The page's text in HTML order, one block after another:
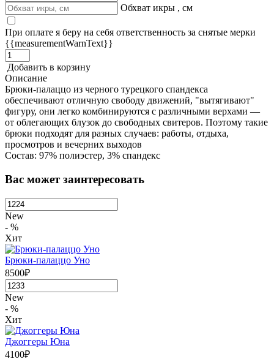
Обхват икры , см
При оплате я беру на себя ответственность за снятые мерки
{{measurementWarnText}}
Добавить в корзину
Описание
Брюки-палаццо из черного турецкого спандекса
обеспечивают отличную свободу движений, "вытягивают"
фигуру, они легко комбинируются с различными верхами —
от облегающих блузок до свободных свитеров. Поэтому такие
брюки подходят для разных случаев: работы, отдыха,
просмотров и вечерних выходов
Состав: 97% полиэстер, 3% спандекс
Вас может заинтересовать
New
- %
Хит
Брюки-палаццо Уно
8500₽
New
- %
Хит
Джоггеры Юна
4100₽